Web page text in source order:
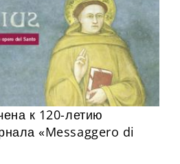
к 120-летию
«Messaggero di